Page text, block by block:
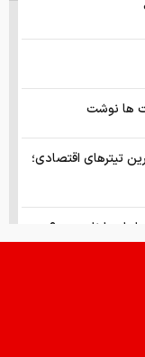
ها نوشت
تیترهای اقتصادی؛
را نام ببرید؟